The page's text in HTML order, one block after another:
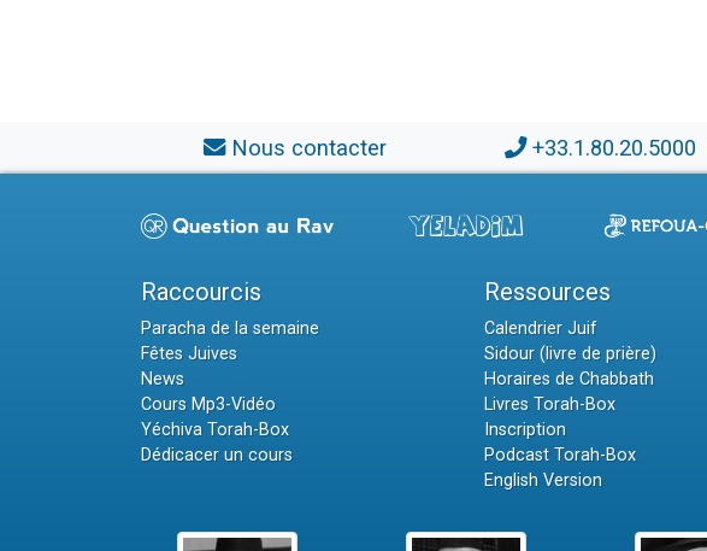
Nous contacter +33.1.80.20.5000
Raccourcis
Paracha de la semaine
Fêtes Juives
News
Cours Mp3-Vidéo
Yéchiva Torah-Box
Dédicacer un cours
Ressources
Calendrier Juif
Sidour (livre de prière)
Horaires de Chabbath
Livres Torah-Box
Inscription
Podcast Torah-Box
English Version